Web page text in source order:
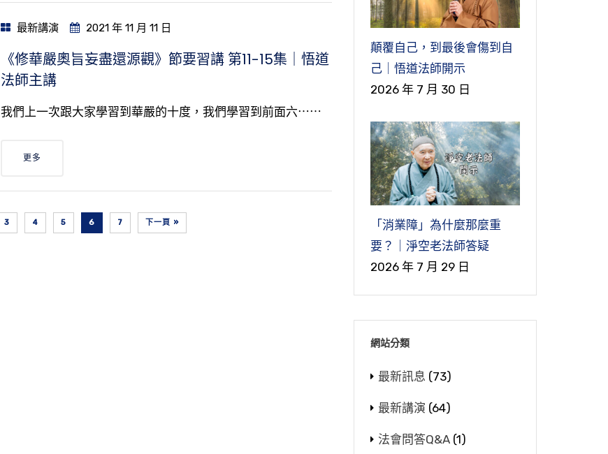
最新講演 2021 年 11 月 11 日
《修華嚴奧旨妄盡還源觀》節要習講 第11-15集｜悟道
法師主講
我們上一次跟大家學習到華嚴的十度，我們學習到前面六⋯⋯
更多
3 4 5 6 7 下一頁 »
顛覆自己，到最後會傷到自
己｜悟道法師開示
2026 年 7 月 30 日
「消業障」為什麼那麼重
要？｜淨空老法師答疑
2026 年 7 月 29 日
網站分類
最新訊息 (73)
最新講演 (64)
法會問答Q&A(1)